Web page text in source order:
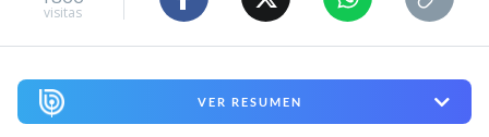
visitas
VER RESUMEN